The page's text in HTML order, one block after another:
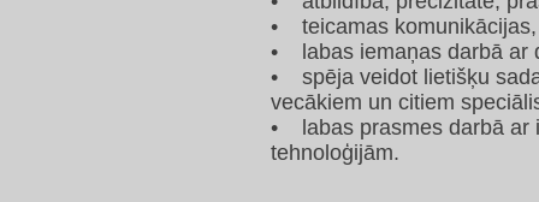
• teicamas
• labas iemaņas darbā ar
• spēja veidot lietišķu
vecākiem un citiem
• labas prasmes darbā ar
tehnoloģijām.